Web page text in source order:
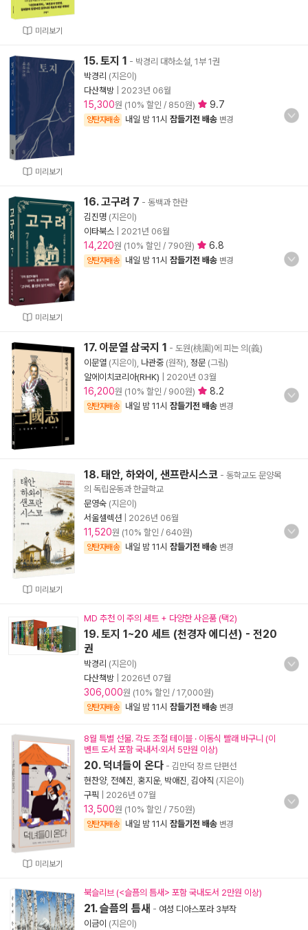
미리보기
미리보기
15. 토지 1 - 박경리 대하소설, 1부 1권
박경리 (지은이)
다산책방
2023년 06월
15,300원 (10% 할인 / 850원) 9.7
양탄자배송 내일 밤 11시 잠들기전 배송 변경
미리보기
16. 고구려 7 - 동백과 한란
김진명 (지은이)
이타북스
2021년 06월
14,220원 (10% 할인 / 790원) 6.8
양탄자배송 내일 밤 11시 잠들기전 배송 변경
17. 이문열 삼국지 1 - 도원(桃園)에 피는 의(義)
이문열 (지은이), 나관중 (원작), 정문 (그림)
알에이치코리아(RHK)
2020년 03월
16,200원 (10% 할인 / 900원) 8.2
양탄자배송 내일 밤 11시 잠들기전 배송 변경
미리보기
18. 태안, 하와이, 샌프란시스코 - 동학교도 문양목
의 독립운동과 한글학교
문영숙 (지은이)
서울셀렉션
2026년 06월
11,520원 (10% 할인 / 640원)
양탄자배송 내일 밤 11시 잠들기전 배송 변경
MD 추천 이 주의 세트 + 다양한 사은품 (택2)
19. 토지 1~20 세트 (천경자 에디션) - 전20
권
박경리 (지은이)
다산책방
2026년 07월
306,000원 (10% 할인 / 17,000원)
양탄자배송 내일 밤 11시 잠들기전 배송 변경
미리보기
8월 특별 선물. 각도 조절 테이블 · 이동식 빨래 바구니 (이
벤트 도서 포함 국내서·외서 5만원 이상)
20. 덕녀들이 온다 - 김만덕 장르 단편선
현찬양, 전혜진 홍지운, 박애진 김아직 (지은이)
구픽
2026년 07월
13,500원 (10% 할인 / 750원)
양탄자배송 내일 밤 11시 잠들기전 배송 변경
북슬리브 (<슬픔의 틈새> 포함 국내도서 2만원 이상)
21. 슬픔의 틈새 - 여성 디아스포라 3부작
이금이 (지은이)